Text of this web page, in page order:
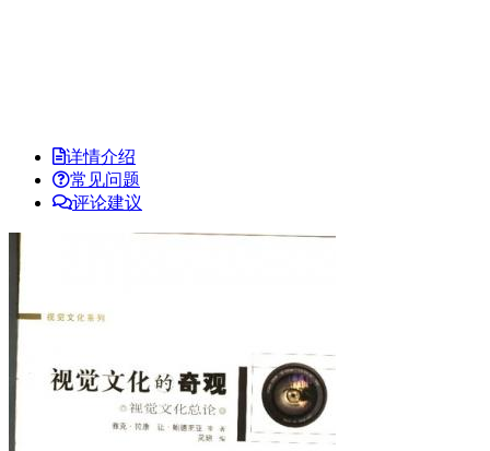
详情介绍
常见问题
评论建议